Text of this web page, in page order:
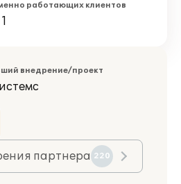
работающих клиентов
внедрение/проект
партнера 220